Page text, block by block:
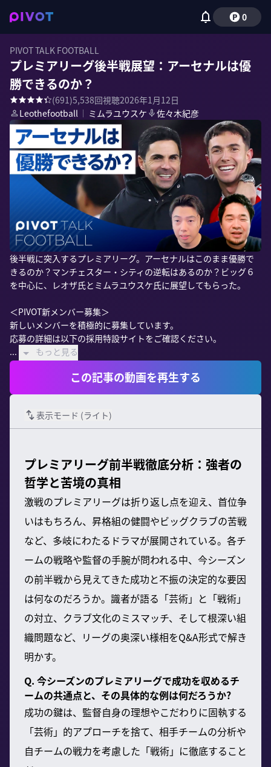
0
PIVOT TALK FOOTBALL
プレミアリーグ後半戦展望：アーセナルは優
勝できるのか？
(691)5,538回視聴2026年1月12日
Leothefootball ｜ ミムラユウスケ 佐々木紀彦
後半戦に突入するプレミアリーグ。アーセナルはこのまま優勝で
きるのか？マンチェスター・シティの逆転はあるのか？ビッグ６
を中心に、レオザ氏とミムラユウスケ氏に展望してもらった。
＜PIVOT新メンバー募集＞
新しいメンバーを積極的に募集しています。
応募の詳細は以下の採用特設サイトをご確認ください。
...
もっと見る
この記事の動画を再生する
表示モード (ライト)
プレミアリーグ前半戦徹底分析：強者の
哲学と苦境の真相
激戦のプレミアリーグは折り返し点を迎え、首位争
いはもちろん、昇格組の健闘やビッグクラブの苦戦
など、多岐にわたるドラマが展開されている。各チ
ームの戦略や監督の手腕が問われる中、今シーズン
の前半戦から見えてきた成功と不振の決定的な要因
は何なのだろうか。識者が語る「芸術」と「戦術」
の対立、クラブ文化のミスマッチ、そして根深い組
織問題など、リーグの奥深い様相をQ&A形式で解き
明かす。
Q. 今シーズンのプレミアリーグで成功を収めるチ
ームの共通点と、その具体的な例は何だろうか?
成功の鍵は、監督自身の理想やこだわりに固執する
「芸術」的アプローチを捨て、相手チームの分析や
自チームの戦力を考慮した「戦術」に徹底すること